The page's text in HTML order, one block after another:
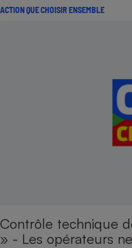
ACTION QUE CHOISIR ENSEMBLE
Contrôle technique
» - Les opérateurs